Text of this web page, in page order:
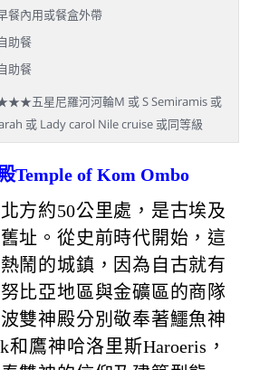
餐內用或餐盒外帶
助餐
助餐
五星尼羅河河輪M 或 S Semiramis 或
或 Lady carol Nile cruise 或同等級
Temple of Kom Ombo
方約50公里處，是古埃及
址。從史前時代開始，這
鬧的城鎮，因為自古就有
比亞地區與金礦區的商隊
雙神殿分別敬奉著鱷魚神
和鷹神哈洛里斯Haroeris，